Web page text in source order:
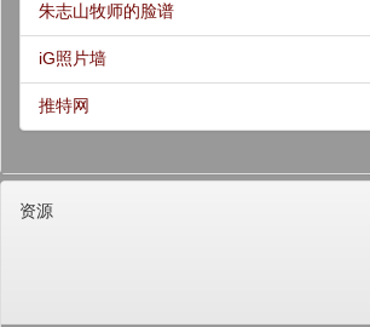
朱志山牧师的脸谱
iG照片墙
推特网
资源